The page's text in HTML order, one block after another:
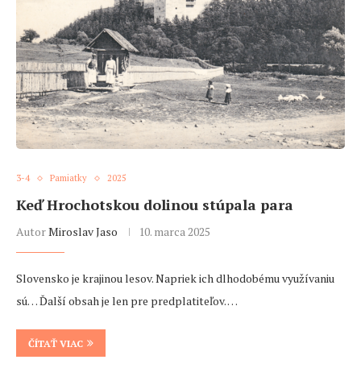
3-4 Pamiatky 2025
Keď Hrochotskou dolinou stúpala para
AutorMiroslav Jaso 10. marca 2025
Slovensko je krajinou lesov. Napriek ich dlhodobému využívaniu
sú… Ďalší obsah je len pre predplatiteľov. …
ČÍTAŤ VIAC